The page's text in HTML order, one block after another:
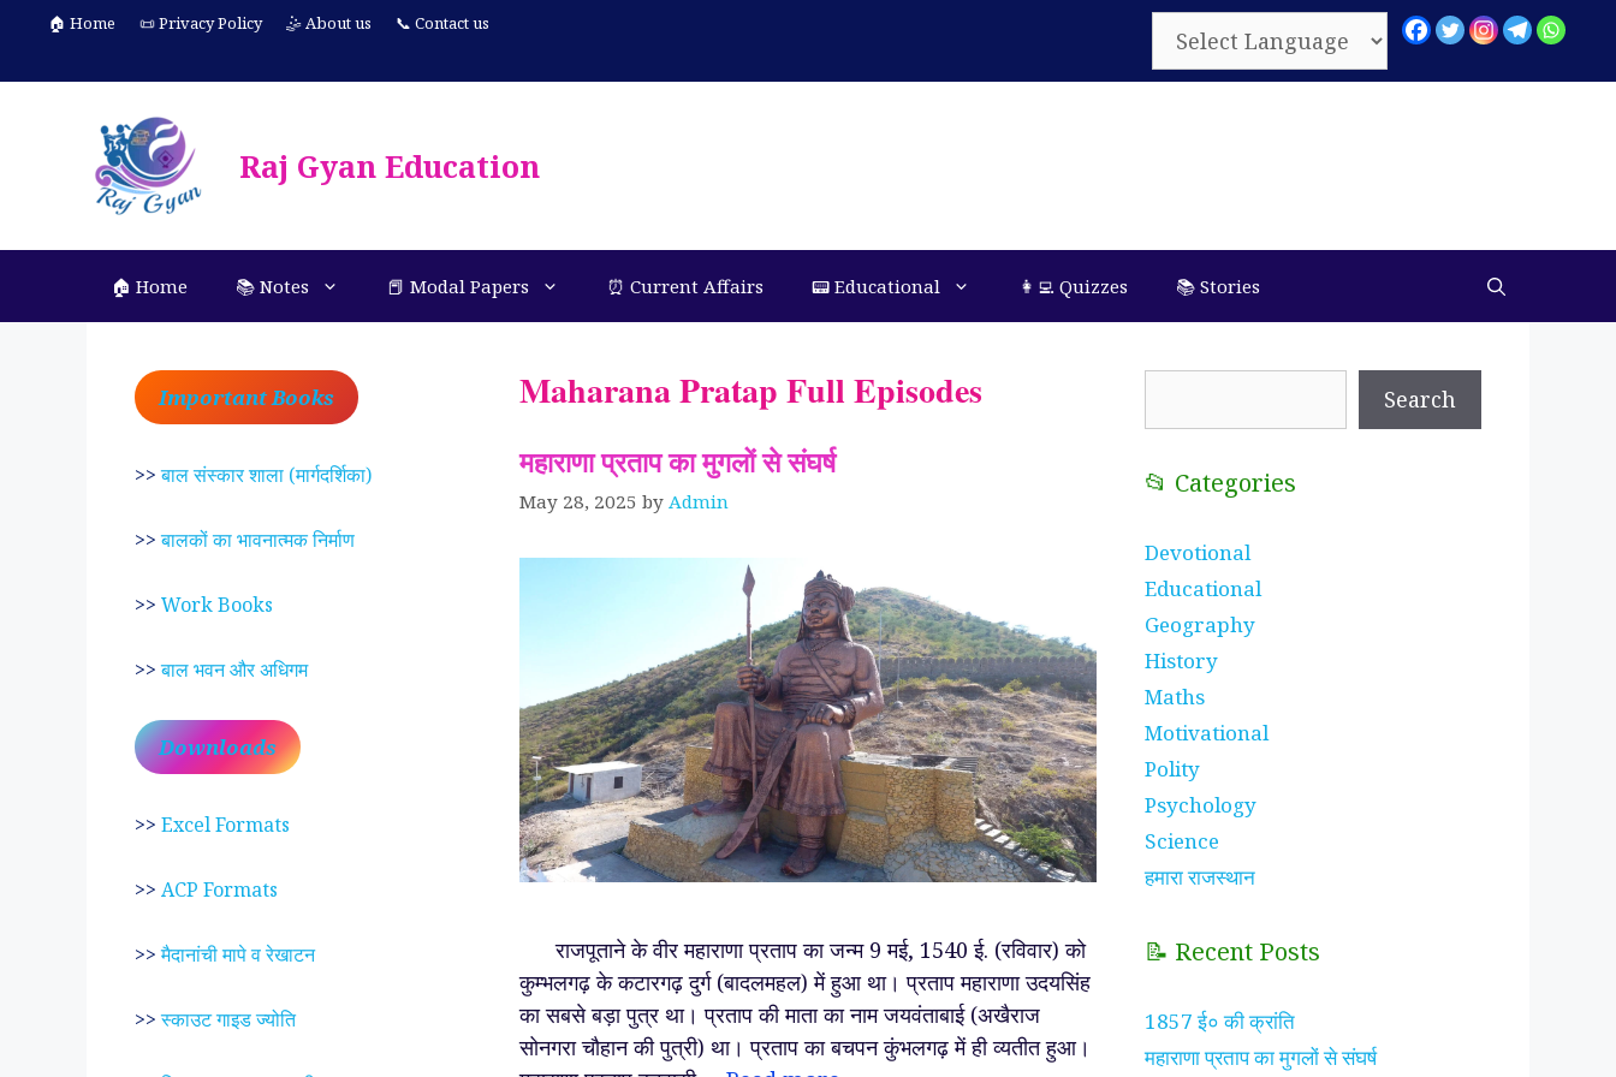
content
🏠 Home 📜 Privacy Policy 🤹 About us 📞 Contact us
Raj Gyan Education
🏠 Home 📚 Notes 📕 Modal Papers ⏰ Current Affairs 📟 Educational 👩‍💻 Quizzes 📚 Stories
Maharana Pratap Full Episodes
महाराणा प्रताप का मुगलों से संघर्ष
May 28, 2025 by Admin
राजपूताने के वीर महाराणा प्रताप का जन्म 9 मई, 1540 ई. (रविवार) को
कुम्भलगढ़ के कटारगढ़ दुर्ग (बादलमहल) में हुआ था। प्रताप महाराणा उदयसिंह
का सबसे बड़ा पुत्र था। प्रताप की माता का नाम जयवंताबाई (अखैराज
सोनगरा चौहान की पुत्री) था। प्रताप का बचपन कुंभलगढ़ में ही व्यतीत हुआ।
Important Books
>>बाल संस्कार शाला (मार्गदर्शिका)
>>बालकों का भावनात्मक निर्माण
>> Work Books
>>बाल भवन और अधिगम
Downloads
>> Excel Formats
>> ACP Formats
>>मैदानांची मापे व रेखाटन
>>स्काउट गाइड ज्योति
Search
📂 Categories
Devotional
Educational
Geography
History
Maths
Motivational
Polity
Psychology
Science
हमारा राजस्थान
📝 Recent Posts
1857 ई० की क्रांति
महाराणा प्रताप का मुगलों से संघर्ष